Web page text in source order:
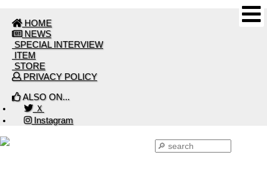
HOME
NEWS
SPECIAL INTERVIEW
ITEM
STORE
PRIVACY POLICY
ALSO ON...
Ｘ
Instagram